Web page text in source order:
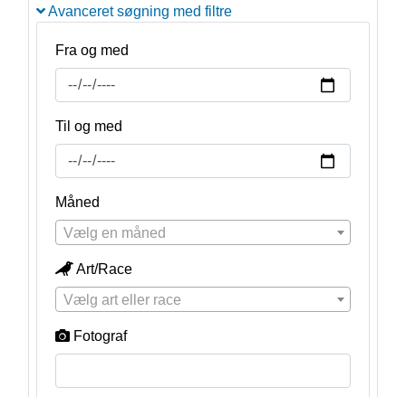
Avanceret søgning med filtre
Fra og med
Til og med
Måned
Vælg en måned
Art/Race
Vælg art eller race
Fotograf